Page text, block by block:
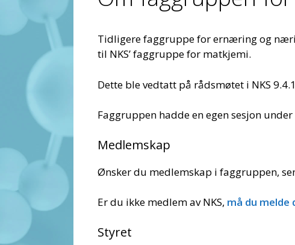
Tidligere faggruppe for ernæring og
til NKS’ faggruppe for matkjemi.
Dette ble vedtatt på rådsmøtet i NKS
Faggruppen hadde en egen sesjon under
Medlemskap
Ønsker du medlemskap i faggruppen,
Er du ikke medlem av NKS, må du
Styret